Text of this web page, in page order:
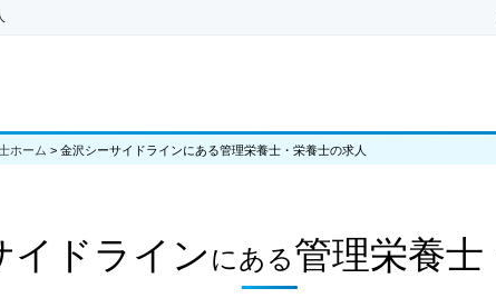
ホーム > 金沢シーサイドラインにある管理栄養士・栄養士の求人
イドライン にある管理栄養士